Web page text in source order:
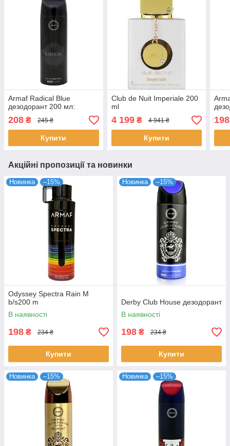
Armaf Radical Blue
дезодорант 200 мл:
208 ₴ 245 ₴
Купити
Club de Nuit Imperiale 200
ml
4 199₴ 4 941 ₴
Купити
198
Акційні пропозиції та новинки
Новинка –15%
Odyssey Spectra Rain M
b/s200 m
В наявності
198 ₴ 234 ₴
Купити
Новинка –15%
Derby Club House дезодорант
В наявності
198 ₴ 234 ₴
Купити
Новинка –15% Новинка –15%